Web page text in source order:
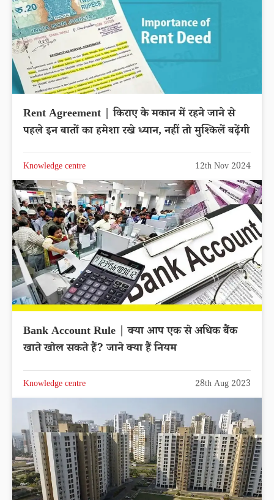
Rent Agreement | किराए के मकान में रहने जाने से
पहले इन बातों का हमेशा रखे ध्यान, नहीं तो मुश्किलें बढ़ेंगी
Knowledge centre 12th Nov 2024
Bank Account Rule | क्या आप एक से अधिक बैंक
खाते खोल सकते हैं? जाने क्या हैं नियम
Knowledge centre 28th Aug 2023